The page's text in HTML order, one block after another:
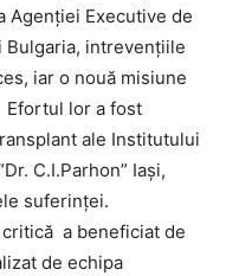
Agenției Executive de
Bulgaria, intrevenţiile
iar o nouă misiune
Efortul lor a fost
ale Institutului
C.I.Parhon” Iaşi,
suferinţei.
a beneficiat de
de echipa